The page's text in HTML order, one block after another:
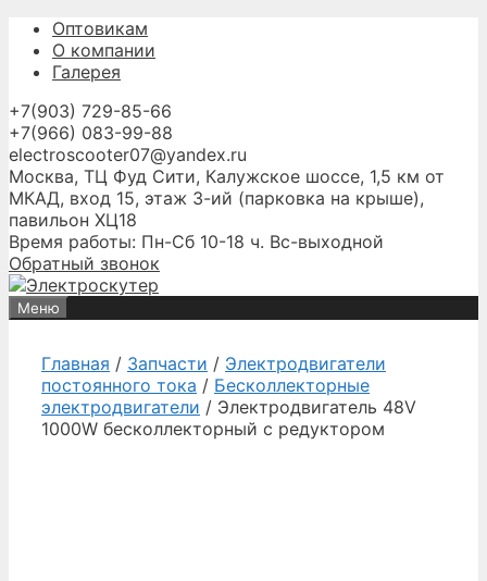
Перейти
содержимому
Оптовикам
О компании
Галерея
+7(903) 729-85-66
+7(966) 083-99-88
electroscooter07@yandex.ru
Москва, ТЦ Фуд Сити, Калужское шоссе, 1,5 км от
МКАД, вход 15, этаж 3-ий (парковка на крыше),
павильон ХЦ18
Время работы: Пн-Сб 10-18 ч. Вс-выходной
Обратный звонок
Меню
Главная / Запчасти / Электродвигатели
постоянного тока / Бесколлекторные
электродвигатели / Электродвигатель 48V
1000W бесколлекторный с редуктором